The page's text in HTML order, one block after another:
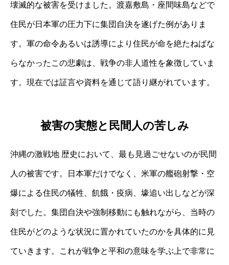
壊滅的な被害を受けました。渡嘉敷島・座間味島などで
住民が日本軍の圧力下に集団自決を遂げた例がありま
す。軍の命令あるいは誘導により住民が命を絶たねばな
らなかったこの悲劇は、戦争の非人道性を象徴していま
す。現在では証言や資料を通じて語り継がれています。
被害の実態と民間人の苦しみ
沖縄の激戦地 歴史において、最も見過ごせないのが民間
人の被害です。日本軍だけでなく、米軍の艦砲射撃・空
爆による住民の犠牲、飢餓・疫病、壕追い出しなどが深
刻でした。集団自決や強制移動にも触れながら、当時の
住民がどのような状況に置かれていたのかを具体的に見
ていきます。これが戦争と平和の意味を学ぶ上で非常に